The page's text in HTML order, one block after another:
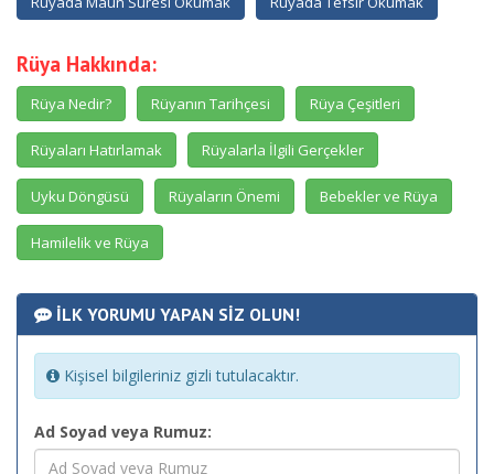
Rüya Hakkında:
Rüya Nedir? Rüyanın Tarihçesi Rüya Çeşitleri
Rüyaları Hatırlamak Rüyalarla İlgili Gerçekler
Uyku Döngüsü Rüyaların Önemi Bebekler ve Rüya
Hamilelik ve Rüya
İLK YORUMU YAPAN SİZ OLUN!
Kişisel bilgileriniz gizli tutulacaktır.
Ad Soyad veya Rumuz: